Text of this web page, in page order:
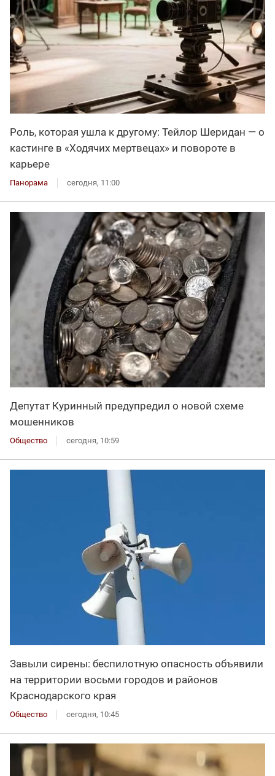
Роль, которая ушла к другому: Тейлор Шеридан — о
кастинге в «Ходячих мертвецах» и повороте в
карьере
Панорама сегодня, 11:00
Депутат Куринный предупредил о новой схеме
мошенников
Общество сегодня, 10:59
Завыли сирены: беспилотную опасность объявили
на территории восьми городов и районов
Краснодарского края
Общество сегодня, 10:45